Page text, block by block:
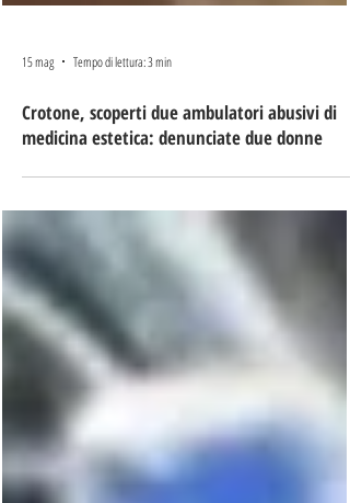
15 mag Tempo di lettura: 3 min
Crotone, scoperti due ambulatori abusivi di
medicina estetica: denunciate due donne